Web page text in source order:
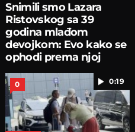
Snimili smo Lazara
Ristovskog sa 39
godina mlađom
devojkom: Evo kako se
ophodi prema njoj
0:19
0